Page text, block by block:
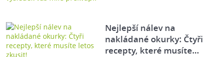
Nejlepší nálev na
nakládané okurky: Čtyři
recepty, které musíte…